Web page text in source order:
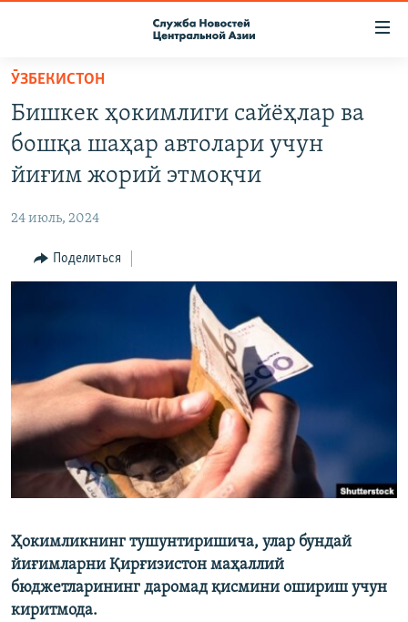
Вернуться
основному
содержанию
Вернутся
главной
Вернутся
ПОДПИСКА
КОНТАКТЫ
НАСТОЯЩЕЕ ВРЕМЯ
МИГРАНТ МЕДИА
ӮЗБЕКИСТОН
Бишкек ҳокимлиги сайёҳлар ва
бошқа шаҳар автолари учун
йиғим жорий этмоқчи
24 июль, 2024
Поделиться
Ҳокимликнинг тушунтиришича, улар бундай
йиғимларни Қирғизистон маҳаллий
бюджетларининг даромад қисмини ошириш учун
киритмода.